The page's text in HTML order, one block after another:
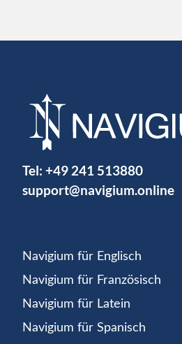
Tel: +49 241 513880
support@navigium.online
Navigium für Englisch
Navigium für Französisch
Navigium für Latein
Navigium für Spanisch